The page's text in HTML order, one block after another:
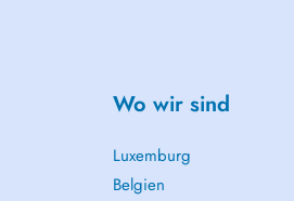
Wo wir sind
Luxemburg
Belgien